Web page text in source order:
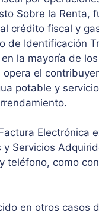
Sobre la Renta,
crédito fiscal y
de Identificación
la mayoría de
el
potable y
Electrónica
y Servicios
teléfono, como
en otros casos